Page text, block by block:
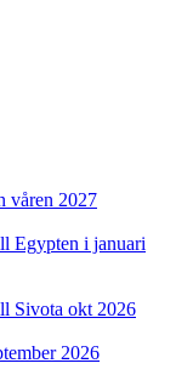
våren 2027
Egypten i januari
Sivota okt 2026
2026